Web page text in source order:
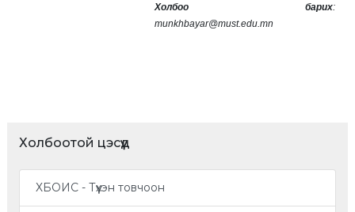
Холбоо барих:
munkhbayar@must.edu.mn
Холбоотой цэсүүд
ХБОИС - Түүхэн товчоон